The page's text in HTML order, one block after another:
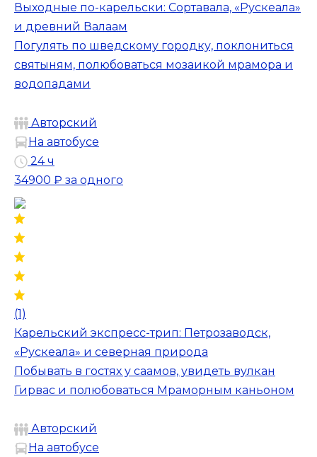
Выходные по-карельски: Сортавала, «Рускеала»
и древний Валаам
Погулять по шведскому городку, поклониться
святыням, полюбоваться мозаикой мрамора и
водопадами
Авторский
На автобусе
24 ч
34900 ₽ за одного
(1)
Карельский экспресс-трип: Петрозаводск,
«Рускеала» и северная природа
Побывать в гостях у саамов, увидеть вулкан
Гирвас и полюбоваться Мраморным каньоном
Авторский
На автобусе